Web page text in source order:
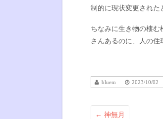
制的に現状変更された
ちなみに生き物の棲む
さんあるのに、人の住
bluem 2023/10/02
← 神無月